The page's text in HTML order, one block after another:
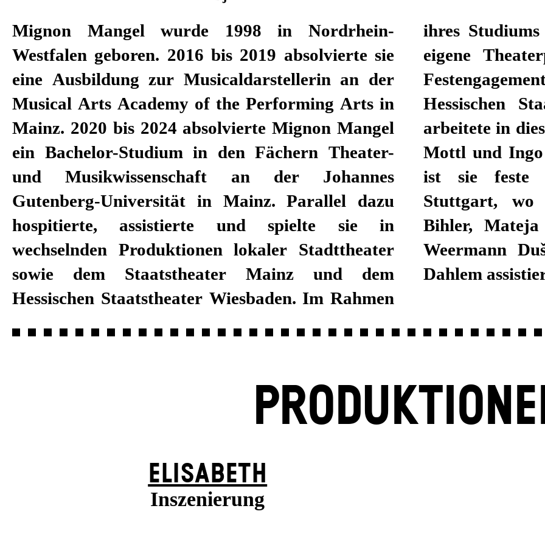
Mignon Mangel wurde 1998 in Nordrhein-
Westfalen geboren. 2016 bis 2019 absolvierte sie
eine Ausbildung zur Musicaldarstellerin an der
Musical Arts Academy of the Performing Arts in
Mainz. 2020 bis 2024 absolvierte Mignon Mangel
ein Bachelor-Studium in den Fächern Theater-
und Musikwissenschaft an der Johannes
Gutenberg-Universität in Mainz. Parallel dazu
hospitierte, assistierte und spielte sie in
wechselnden Produktionen lokaler Stadttheater
sowie dem Staatstheater Mainz und dem
Hessischen Staatstheater Wiesbaden. Im Rahmen
ihres Studiums entwickelte sie außerdem bereits
eigene Theaterprojekte. 2024 war Mignon im
Festengagement als Regieassistentin am
Hessischen Staatstheater Wiesbaden tätig und
arbeitete in dieser Zeit mit Regisseuren wie Bernd
Mottl und Ingo Kerkhof. Seit der Spielzeit 24/25
ist sie feste Regieassistentin am Schauspiel
Stuttgart, wo sie Regisseur*innen wie Lucia
Bihler, Mateja Meded, Daniela Löffner, Wilke
Weermann Dušan David Pařízek und Karsten
Dahlem
ELISABETH
Inszenierung